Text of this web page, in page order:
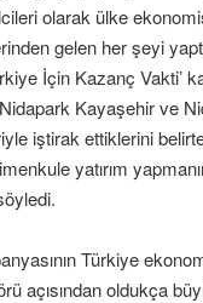
olarak ülke
gelen her şeyi
İçin Kazanç Vakti’
Kayaşehir ve
iştirak ettiklerini
yatırım
Türkiye
açısından oldukça